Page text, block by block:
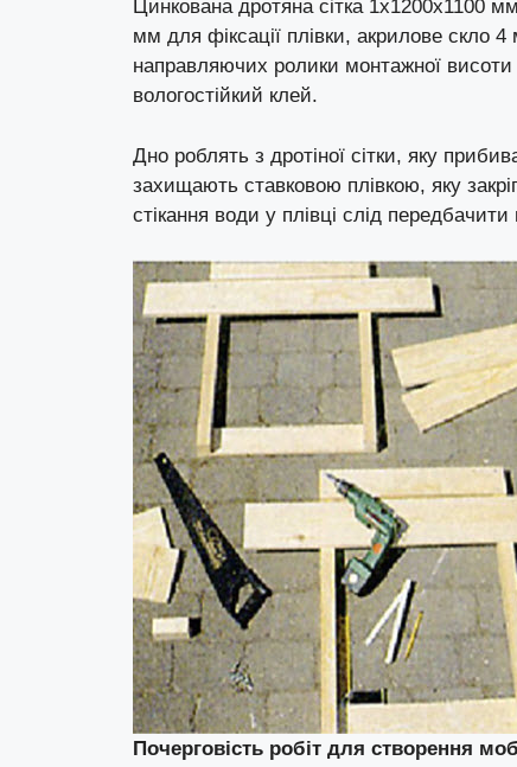
Цинкована дротяна сітка 1х1200х1100
мм для фіксації плівки, акрилове скло
направляючих ролики монтажної
вологостійкий клей.
Дно роблять з дротіної сітки, яку
захищають ставковою плівкою, яку
стікання води у плівці слід
Почерговість робіт для створення